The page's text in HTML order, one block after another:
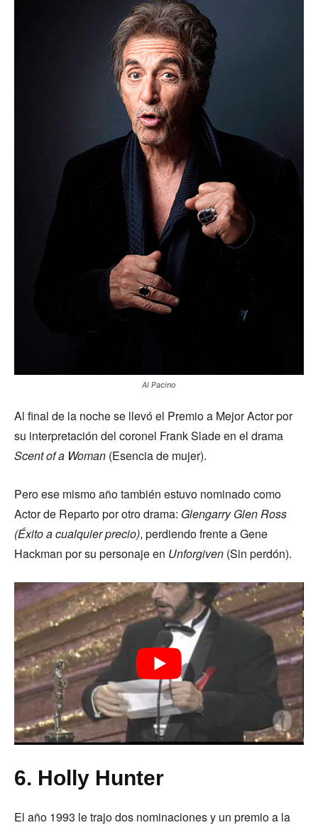
Al Pacino
Al final de la noche se llevó el Premio a Mejor Actor por
su interpretación del coronel Frank Slade en el drama
Scent of a Woman (Esencia de mujer).
Pero ese mismo año también estuvo nominado como
Actor de Reparto por otro drama: Glengarry Glen Ross
(Éxito a cualquier precio), perdiendo frente a Gene
Hackman por su personaje en Unforgiven (Sin perdón).
6. Holly Hunter
El año 1993 le trajo dos nominaciones y un premio a la